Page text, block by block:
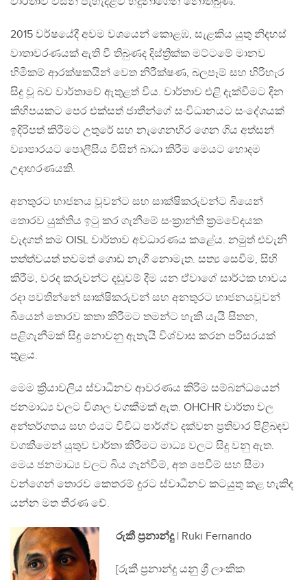
2015 වර්ෂයේදී අවම වශයෙන් කොළඹ, සැළකිය යුතු නිදහස්
වාතාවරණයක් ඇති වී තිබුණද දිස්ත්‍රික්ක මට්ටමේ මානව
හිමිකම් ආරක්ෂකයින් වෙත නිරීක්ෂණ, බලපෑම් සහ හිරිහැර
සිදු වූ බව වාර්තාවේ ඇතුළත් විය. වාර්තාව එළි දැක්වීමට දින
කිහිපයකට පෙර එක්සත් ජාතීන්ගේ සංවිධානයට සංදේශයක්
ඉදිරිපත් කිරීමට උතුරේ සහ නැගෙනහිර ගෙන ගිය අත්සන්
ව්‍යාපාරයට පොලීසිය විසින් බාධා කිරීම මෙයට හොදම
උදාහරණයකි.
අනතුරට භාජනය වූවන්ට සහ සාක්ෂිකරුවන්ට බියෙන්
තොරව යුක්තිය ඉටු කර ගැනීමේ සංක්‍රාන්ති ක්‍රමවේදයක
වැදගත් කම OISL වාර්තාව අවධාරණය කළේය. නමුත් එවැනි
තත්ත්වයත් තවමත් ගොඩ නැගී නොමැත. සත්‍ය සෙවීම, සිහි
කිරීම, වරද කරුවන්ට දඩුවම් දීම යන ඒවාගේ සාර්ථක භාවය
රදා පවතින්නේ සාක්ෂිකරුවන් සහ අනතුරට භාජනයවූවන්
බියෙන් තොරව කතා කිරීමට තමන්ට හැකි යැයි සිතන,
පළිගැනීමක් සිදු නොවනු ඇතැයි විශ්වාස කරන පරිසරයක්
තුළය.
මෙම ක්‍රියාවලිය ස්වාධීනව ආවරණය කිරීම සම්බන්ධයෙන්
ජනමාධ්‍ය වලට විශාල වගකීමක් ඇත. OHCHR වාර්තා වල
අන්තර්ගතය සහ එයට විවිධ පාර්ශ්ව දක්වන ප්‍රතිචාර පිළිබඳව
වගකීමෙන් යුතුව වාර්තා කිරීමට මාධ්‍ය වලට සිදු වනු ඇත.
මෙය ජනමාධ්‍ය වලට බිය ගැන්වීම්, අත පෙවීම් සහ සීමා
වන්ගෙන් තොරව කෙතරම් දුරට ස්වාධීනව කටයුතු කළ හැකිද
යන්න මත තීරණ වේ.
රුකී ප්‍රනාන්දු| Ruki Fernando
[රුකී ප්‍රනාන්දු යනු ශ්‍රී ලාංකික